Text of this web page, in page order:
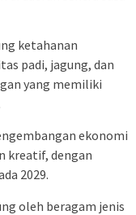
ketahanan
padi, jagung, dan
yang memiliki
ekonomi
kreatif, dengan
2029.
oleh beragam jenis